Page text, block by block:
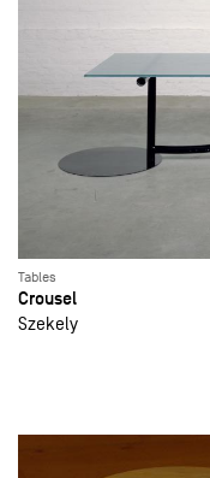
Tables
Crousel
Szekely